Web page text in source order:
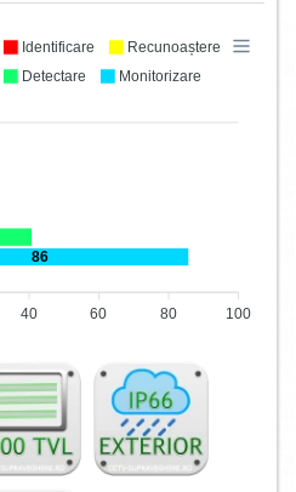
86
100
80
60
40
Identificare
Recunoaștere
Detectare Monitorizare